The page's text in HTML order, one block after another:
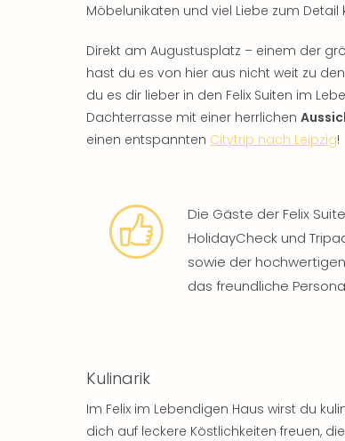
Möbelunikaten und viel Liebe zum
Direkt am Augustusplatz – einem der
hast du es von hier aus nicht weit zu
du es dir lieber in den Felix Suiten im
Dachterrasse mit einer herrlichen
einen entspannten Citytrip nach Leipzig!
Die Gäste der Felix
HolidayCheck und
sowie der
das freundliche
Kulinarik
Im Felix im Lebendigen Haus wirst du
dich auf leckere Köstlichkeiten freuen,